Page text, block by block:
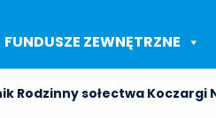
FUNDUSZE ZEWNĘTRZNE
Rodzinny sołectwa Koczargi